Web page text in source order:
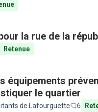
la rue de la
Retenue
équipements
le quartier
de Lafourguette 6